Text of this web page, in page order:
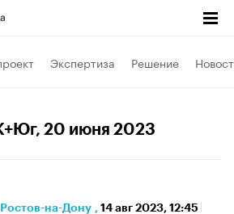
Экспертиза Решение
, 20 июня 2023
Ростов-на-Дону , 14 авг 2023, 12:45